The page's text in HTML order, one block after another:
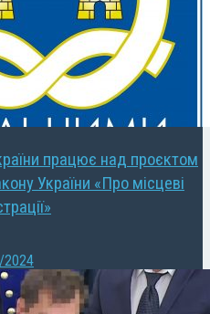
працює над проєктом
України «Про місцеві